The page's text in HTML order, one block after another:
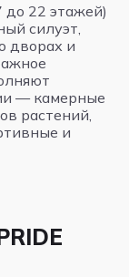
до 22 этажей)
силуэт,
дворах и
— камерные
растений,
и